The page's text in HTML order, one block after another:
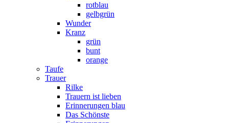
rotblau
gelbgrün
Wunder
Kranz
grün
bunt
orange
Taufe
Trauer
Rilke
Trauern ist lieben
Erinnerungen blau
Das Schönste